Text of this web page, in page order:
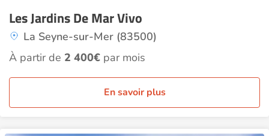
Les Jardins De Mar Vivo
La Seyne-sur-Mer (83500)
À partir de 2 400€ par mois
En savoir plus